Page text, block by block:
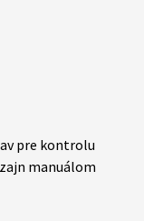
pre kontrolu
manuálom